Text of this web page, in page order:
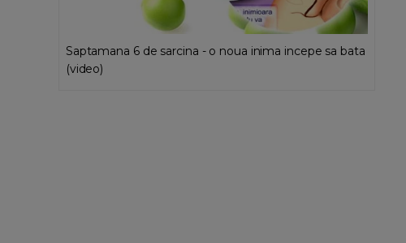
Saptamana 6 de sarcina - o noua inima incepe sa bata
(video)